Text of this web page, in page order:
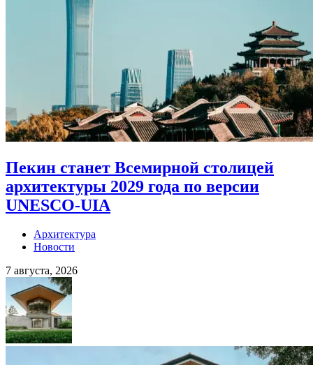
Пекин станет Всемирной столицей
архитектуры 2029 года по версии
UNESCO-UIA
Архитектура
Новости
7 августа, 2026